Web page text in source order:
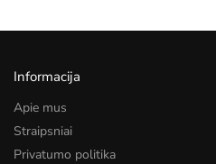
Informacija
Apie mus
Straipsniai
Privatumo politika